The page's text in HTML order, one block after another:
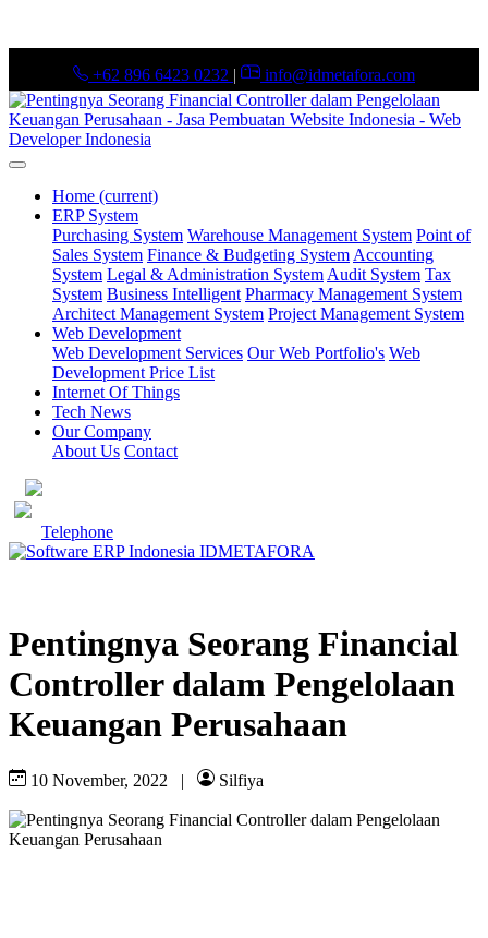
+62 896 6423 0232 | info@idmetafora.com
Home (current)
ERP System
Purchasing System Warehouse Management System Point of
Sales System Finance & Budgeting System Accounting
System Legal & Administration System Audit System Tax
System Business Intelligent Pharmacy Management System
Architect Management System Project Management System
Web Development
Web Development Services Our Web Portfolio's Web
Development Price List
Internet Of Things
Tech News
Our Company
About Us Contact
Telephone
Pentingnya Seorang Financial
Controller dalam Pengelolaan
Keuangan Perusahaan
10 November, 2022 | Silfiya